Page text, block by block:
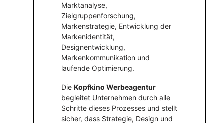
Marktanalyse,
Zielgruppenforschung,
Markenstrategie, Entwicklung der
Markenidentität,
Designentwicklung,
Markenkommunikation und
laufende Optimierung.
Die Kopfkino Werbeagentur
begleitet Unternehmen durch alle
Schritte dieses Prozesses und stellt
sicher, dass Strategie, Design und